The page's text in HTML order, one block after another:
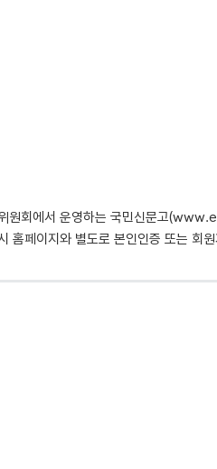
원회에서 운영하는 국민신문고
홈페이지와 별도로 본인인증 또는 회